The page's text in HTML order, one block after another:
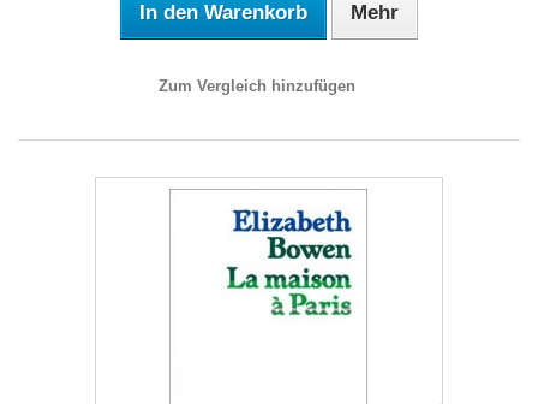
In den Warenkorb Mehr
Zum Vergleich hinzufügen